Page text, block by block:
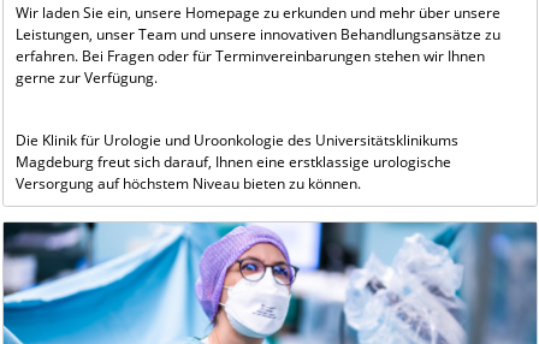
Wir laden Sie ein, unsere Homepage zu erkunden und mehr über unsere
Leistungen, unser Team und unsere innovativen Behandlungsansätze zu
erfahren. Bei Fragen oder für Terminvereinbarungen stehen wir Ihnen
gerne zur Verfügung.
Die Klinik für Urologie und Uroonkologie des Universitätsklinikums
Magdeburg freut sich darauf, Ihnen eine erstklassige urologische
Versorgung auf höchstem Niveau bieten zu können.